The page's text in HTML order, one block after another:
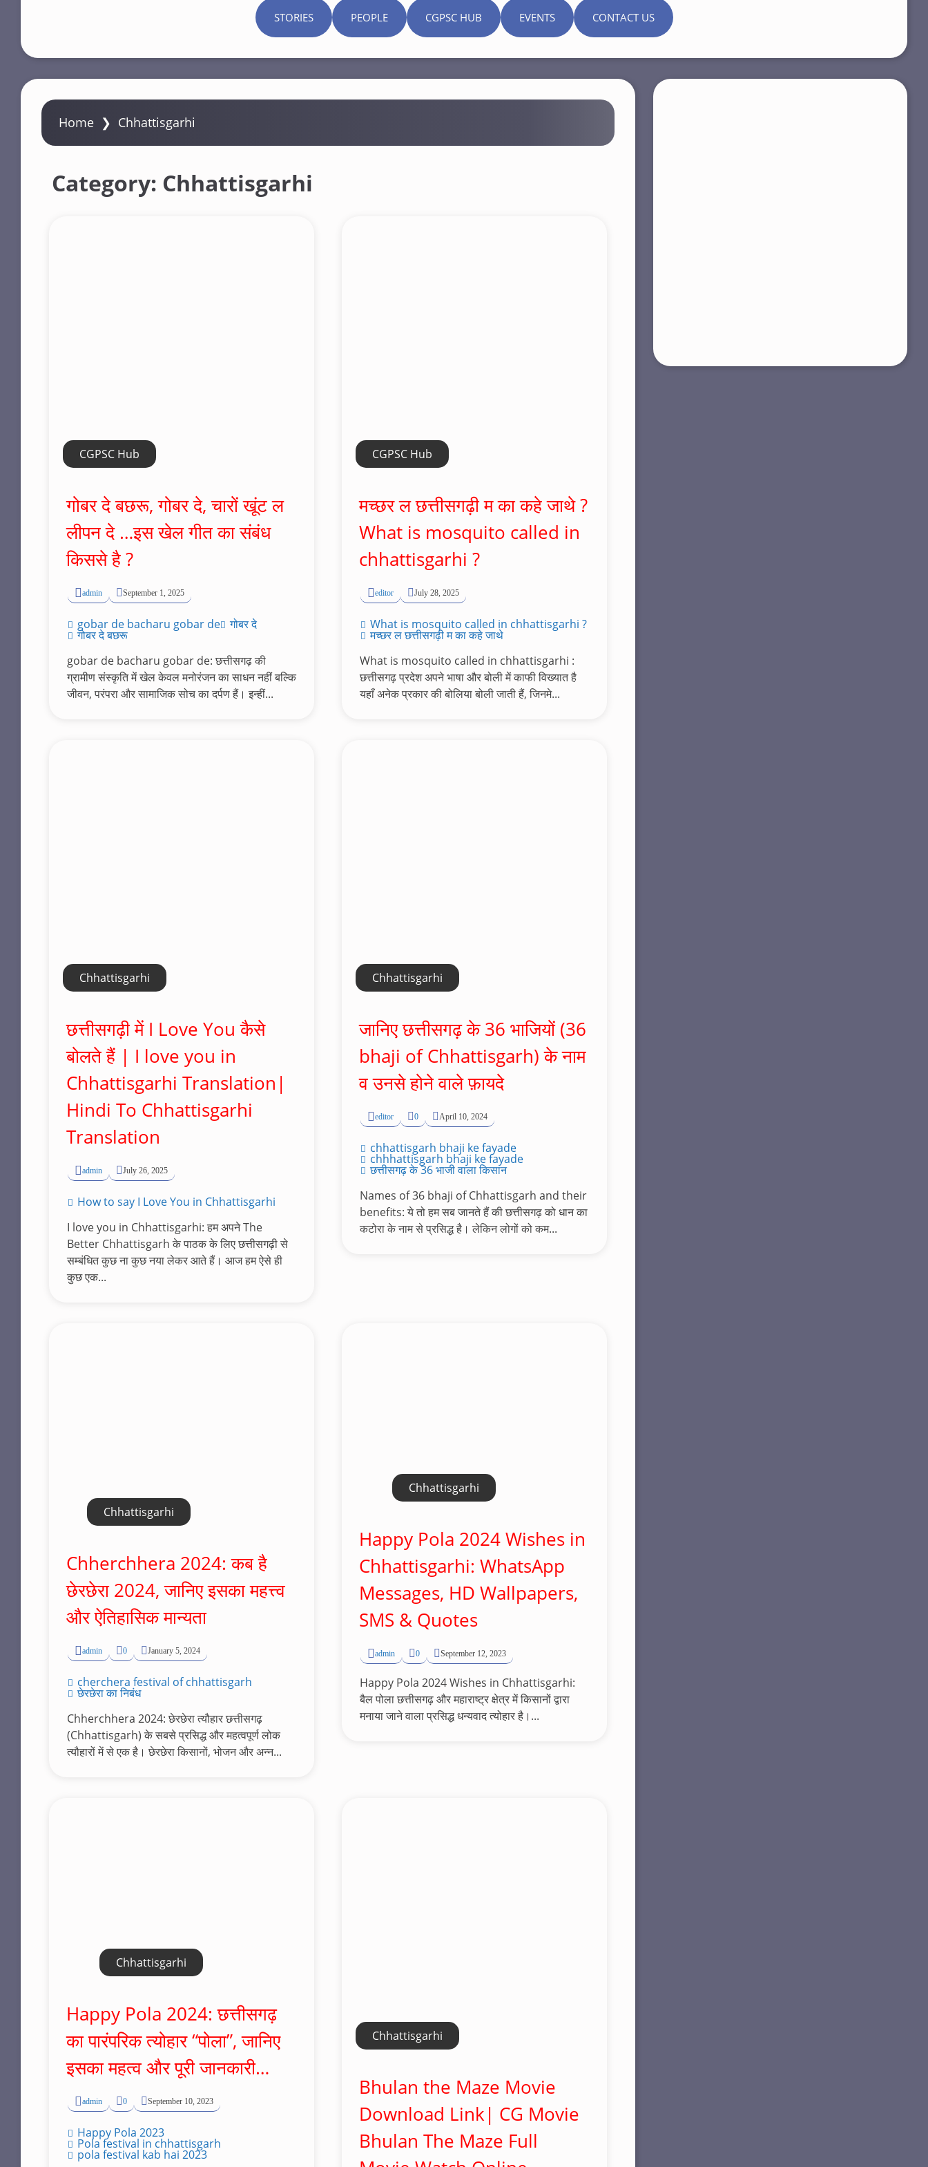
STORIES PEOPLE CGPSC HUB EVENTS CONTACT US
Home ❯ Chhattisgarhi
Category: Chhattisgarhi
CGPSC Hub
गोबर दे बछरू, गोबर दे, चारों खूंट ल
लीपन दे …इस खेल गीत का संबंध
किससे है ?
admin September 1, 2025
gobar de bacharu gobar de गोबर दे
गोबर दे बछरू
gobar de bacharu gobar de: छत्तीसगढ़ की
ग्रामीण संस्कृति में खेल केवल मनोरंजन का साधन नहीं बल्कि
जीवन, परंपरा और सामाजिक सोच का दर्पण हैं। इन्हीं...
CGPSC Hub
मच्छर ल छत्तीसगढ़ी म का कहे जाथे ?
What is mosquito called in
chhattisgarhi ?
editor July 28, 2025
What is mosquito called in chhattisgarhi ?
मच्छर ल छत्तीसगढ़ी म का कहे जाथे
What is mosquito called in chhattisgarhi :
छत्तीसगढ़ प्रदेश अपने भाषा और बोली में काफी विख्यात है
यहाँ अनेक प्रकार की बोलिया बोली जाती हैं, जिनमे...
Chhattisgarhi
छत्तीसगढ़ी में I Love You कैसे
बोलते हैं | I love you in
Chhattisgarhi Translation|
Hindi To Chhattisgarhi
Translation
admin July 26, 2025
How to say I Love You in Chhattisgarhi
I love you in Chhattisgarhi: हम अपने The
Better Chhattisgarh के पाठक के लिए छत्तीसगढ़ी से
सम्बंधित कुछ ना कुछ नया लेकर आते हैं। आज हम ऐसे ही
कुछ एक...
Chhattisgarhi
जानिए छत्तीसगढ़ के 36 भाजियों (36
bhaji of Chhattisgarh) के नाम
व उनसे होने वाले फ़ायदे
editor 0 April 10, 2024
chhattisgarh bhaji ke fayade
chhhattisgarh bhaji ke fayade
छत्तीसगढ़ के 36 भाजी वाला किसान
Names of 36 bhaji of Chhattisgarh and their
benefits: ये तो हम सब जानते हैं की छत्तीसगढ़ को धान का
कटोरा के नाम से प्रसिद्ध है। लेकिन लोगों को कम...
Chhattisgarhi
Chherchhera 2024: कब है
छेरछेरा 2024, जानिए इसका महत्त्व
और ऐतिहासिक मान्यता
admin 0 January 5, 2024
cherchera festival of chhattisgarh
छेरछेरा का निबंध
Chherchhera 2024: छेरछेरा त्यौहार छत्तीसगढ़
(Chhattisgarh) के सबसे प्रसिद्ध और महत्वपूर्ण लोक
त्यौहारों में से एक है। छेरछेरा किसानों, भोजन और अन्न...
Chhattisgarhi
Happy Pola 2024 Wishes in
Chhattisgarhi: WhatsApp
Messages, HD Wallpapers,
SMS & Quotes
admin 0 September 12, 2023
Happy Pola 2024 Wishes in Chhattisgarhi:
बैल पोला छत्तीसगढ़ और महाराष्ट्र क्षेत्र में किसानों द्वारा
मनाया जाने वाला प्रसिद्ध धन्यवाद त्योहार है।...
Chhattisgarhi
Happy Pola 2024: छत्तीसगढ़
का पारंपरिक त्योहार “पोला”, जानिए
इसका महत्व और पूरी जानकारी…
admin 0 September 10, 2023
Happy Pola 2023
Pola festival in chhattisgarh
pola festival kab hai 2023
Chhattisgarhi
Bhulan the Maze Movie
Download Link| CG Movie
Bhulan The Maze Full